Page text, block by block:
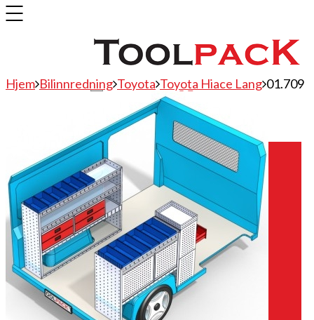
Bilinnredning
Citroen
Fiat
Hyundai
Isuzu
Mercedes
Mitsubishi
Nissan
Hjem Bilinnredning Toyota Toyota Hiace Lang 01.709